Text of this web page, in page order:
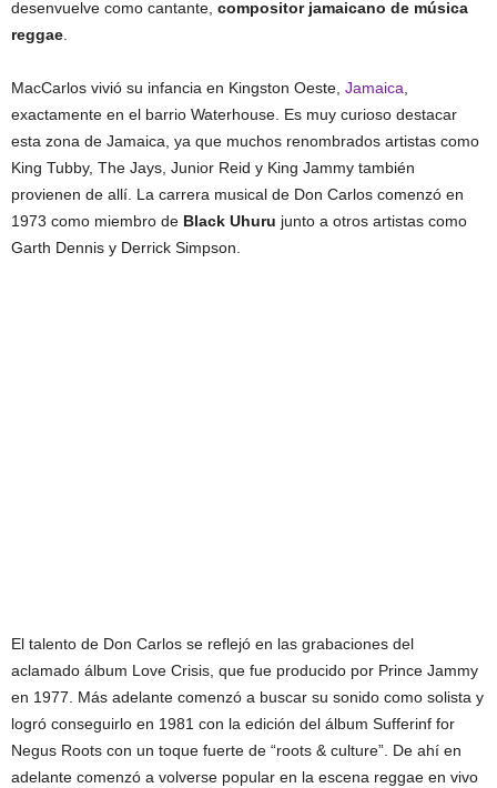
desenvuelve como cantante, compositor jamaicano de música
reggae
MacCarlos vivió su infancia en Kingston Oeste, Jamaica
exactamente en el barrio Waterhouse. Es muy curioso destacar
esta zona de Jamaica, ya que muchos renombrados artistas como
King Tubby, The Jays, Junior Reid y King Jammy también
provienen de allí. La carrera musical de Don Carlos comenzó en
1973 como miembro de Black Uhuru junto a otros artistas como
Garth Dennis y Derrick Simpson.
El talento de Don Carlos se reflejó en las grabaciones del
aclamado álbum Love Crisis, que fue producido por Prince Jammy
en 1977. Más adelante comenzó a buscar su sonido como solista y
logró conseguirlo en 1981 con la edición del álbum Sufferinf for
Negus Roots con un toque fuerte de “roots & culture”. De ahí en
adelante comenzó a volverse popular en la escena reggae en vivo